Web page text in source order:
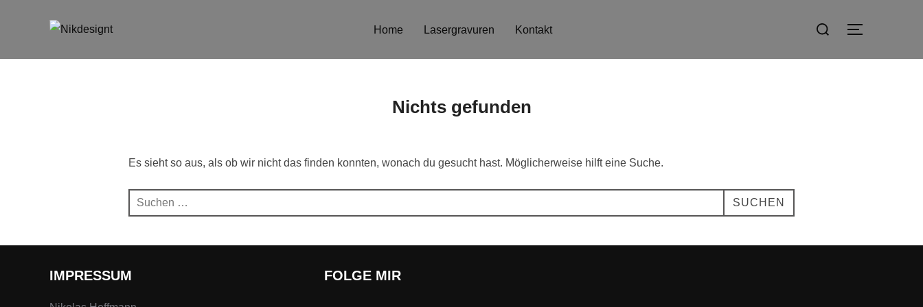
Home Lasergravuren Kontakt
Suchen
Nichts gefunden
Es sieht so aus, als ob wir nicht das finden konnten, wonach du gesucht hast. Möglicherweise hilft eine Suche.
Suchen
nach:
SUCHEN
IMPRESSUM FOLGE MIR